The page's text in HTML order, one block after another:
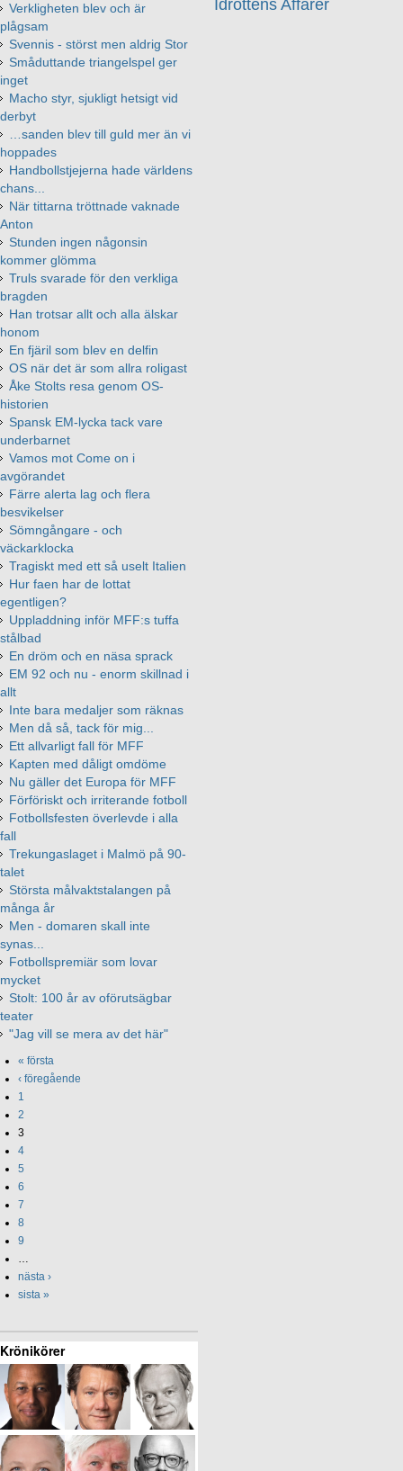
Idrottens Affärer
Verkligheten blev och är
plågsam
Svennis - störst men aldrig Stor
Småduttande triangelspel ger
inget
Macho styr, sjukligt hetsigt vid
derbyt
…sanden blev till guld mer än vi
hoppades
Handbollstjejerna hade världens
chans...
När tittarna tröttnade vaknade
Anton
Stunden ingen någonsin
kommer glömma
Truls svarade för den verkliga
bragden
Han trotsar allt och alla älskar
honom
En fjäril som blev en delfin
OS när det är som allra roligast
Åke Stolts resa genom OS-
historien
Spansk EM-lycka tack vare
underbarnet
Vamos mot Come on i
avgörandet
Färre alerta lag och flera
besvikelser
Sömngångare - och
väckarklocka
Tragiskt med ett så uselt Italien
Hur faen har de lottat
egentligen?
Uppladdning inför MFF:s tuffa
stålbad
En dröm och en näsa sprack
EM 92 och nu - enorm skillnad i
allt
Inte bara medaljer som räknas
Men då så, tack för mig...
Ett allvarligt fall för MFF
Kapten med dåligt omdöme
Nu gäller det Europa för MFF
Förföriskt och irriterande fotboll
Fotbollsfesten överlevde i alla
fall
Trekungaslaget i Malmö på 90-
talet
Största målvaktstalangen på
många år
Men - domaren skall inte
synas...
Fotbollspremiär som lovar
mycket
Stolt: 100 år av oförutsägbar
teater
"Jag vill se mera av det här"
« första
‹ föregående
1
2
3
4
5
6
7
8
9
…
nästa ›
sista »
Krönikörer